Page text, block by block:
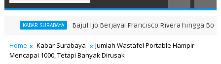
SURABAYA Bajul Ijo Berjaya! Francisco Rivera hingga Bonek Raih
Home Kabar Surabaya
Jumlah Wastafel Portable Hampir
Mencapai 1000, Tetapi Banyak Dirusak